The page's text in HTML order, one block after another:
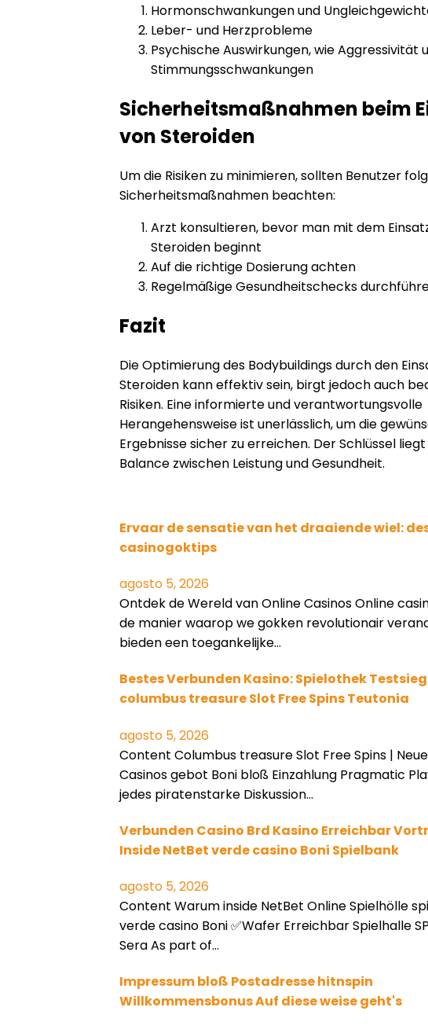
Hormonschwankungen und
Leber- und Herzprobleme
Psychische Auswirkungen, wie Aggressivität
Stimmungsschwankungen
Sicherheitsmaßnahmen beim
von Steroiden
Um die Risiken zu minimieren, sollten Benutzer
Sicherheitsmaßnahmen beachten:
Arzt konsultieren, bevor man mit dem
Steroiden beginnt
Auf die richtige Dosierung achten
Regelmäßige Gesundheitschecks
Fazit
Die Optimierung des Bodybuildings durch den
Steroiden kann effektiv sein, birgt jedoch auch
Risiken. Eine informierte und verantwortungsvolle
Herangehensweise ist unerlässlich, um die
Ergebnisse sicher zu erreichen. Der Schlüssel
Balance zwischen Leistung und Gesundheit.
Ervaar de sensatie van het draaiende wiel:
casinogoktips
agosto 5, 2026
Ontdek de Wereld van Online Casinos Online
de manier waarop we gokken revolutionair
bieden een toegankelijke…
Bestes Verbunden Kasino: Spielothek
columbus treasure Slot Free Spins Teutonia
agosto 5, 2026
Content Columbus treasure Slot Free Spins |
Casinos gebot Boni bloß Einzahlung Pragmatic
jedes piratenstarke Diskussion…
Verbunden Casino Brd Kasino Erreichbar
Inside NetBet verde casino Boni Spielbank
agosto 5, 2026
Content Warum inside NetBet Online Spielhölle
verde casino Boni ✅Wafer Erreichbar Spielhalle
Sera As part of…
Impressum bloß Postadresse hitnspin
Willkommensbonus Auf diese weise geht's